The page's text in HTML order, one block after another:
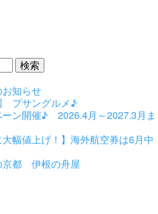
知らせ
プサングルメ♪
ン開催♪ 2026.4月～2027.3月ま
大幅値上げ！】海外航空券は6月中
京都 伊根の舟屋